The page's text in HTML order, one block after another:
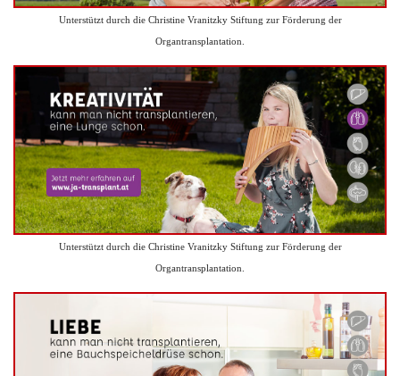
Unterstützt durch die Christine Vranitzky Stiftung zur Förderung der
Organtransplantation.
Unterstützt durch die Christine Vranitzky Stiftung zur Förderung der
Organtransplantation.